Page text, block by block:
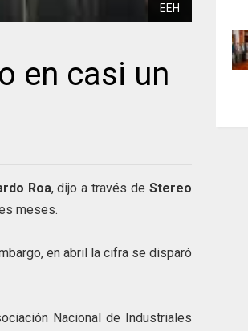
EEH
en casi un
Roa, dijo a través deStereo
meses.
en abril la cifra se disparó
Nacional de Industriales